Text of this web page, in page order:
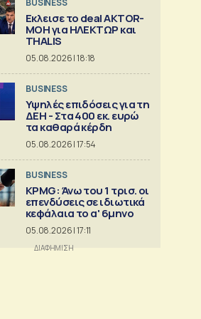
BUSINESS
Εκλεισε το deal AKTOR-
ΜΟΗ για ΗΛΕΚΤΩΡ και
THALIS
05.08.2026 | 18:18
BUSINESS
Υψηλές επιδόσεις για τη
ΔΕΗ - Στα 400 εκ. ευρώ
τα καθαρά κέρδη
05.08.2026 | 17:54
BUSINESS
KPMG: Άνω του 1 τρισ. oι
επενδύσεις σε ιδιωτικά
κεφάλαια το α' 6μηνο
05.08.2026 | 17:11